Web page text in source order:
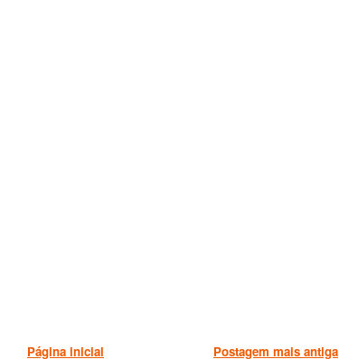
Postagem mais antiga
Página inicial